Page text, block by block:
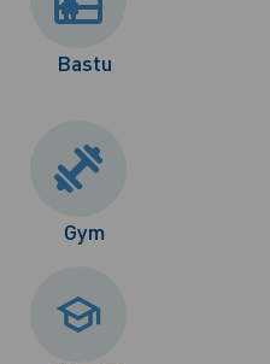
Bastu
Gym